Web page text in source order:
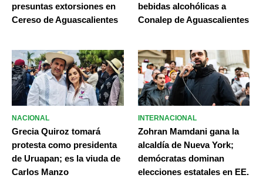
presuntas extorsiones en
Cereso de Aguascalientes
bebidas alcohólicas a
Conalep de Aguascalientes
NACIONAL
Grecia Quiroz tomará
protesta como presidenta
de Uruapan; es la viuda de
Carlos Manzo
INTERNACIONAL
Zohran Mamdani gana la
alcaldía de Nueva York;
demócratas dominan
elecciones estatales en EE.